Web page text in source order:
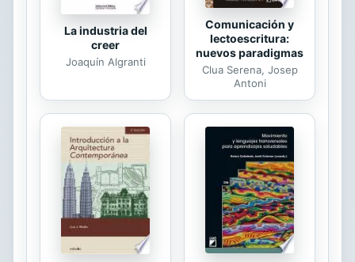
La industria del
creer
Joaquín Algranti
Comunicación y
lectoescritura:
nuevos paradigmas
Clua Serena, Josep
Antoni